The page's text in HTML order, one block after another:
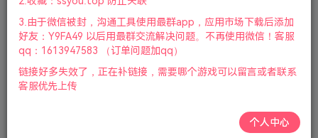
06月29号更新
游戏介绍
战锤40K:行商浪人(Warhammer 40,000: Rogue Trader)是
战锤系列小队角色扮演游戏新作，以穿行于科罗努斯星域的
行商浪人为主角，基于相应规则的战术战斗。带领你的舰队
3.由于微信被封，沟通工具使用最群app，应用市场下载后添加
好友：Y9FA49 以后用最群交流解决问题。不再使用微信！客服
qq：1613947583 （订单问题加qq）
链接好多失效了，正在补链接，需要哪个游戏可以留言或者联系
客服优先上传
个人中心